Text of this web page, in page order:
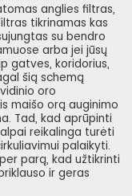
anglies filtras,
tikrinamas kas
su bendro
arba jei jūsų
gatves, koridorius,
šią schemą
oro
maišo orą auginimo
Tad, kad aprūpinti
reikalinga turėti
palaikyti.
parą, kad užtikrinti
ir geras